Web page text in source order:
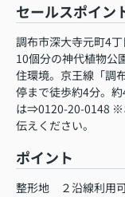
セールスポイン
調布市深大寺元町4
10個分の神代植物公
住環境。京王線「調
停まで徒歩約4分。
は⇒0120-20-0148 ※
伝えください。
ポイント
整形地 ２沿線利用